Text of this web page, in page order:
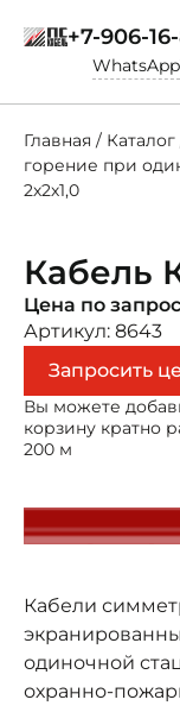
+7-906-
WhatsApp
Главная / Каталог
горение при
2х2х1,0
Кабель
Цена по
Артикул: 8643
Запросить
Вы можете
корзину кратно
200 м
Кабели
одиночной
охранно-